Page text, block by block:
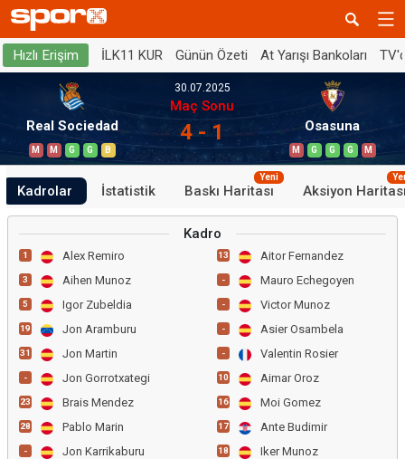
Hızlı Erişim İLK11 KUR Günün Özeti At Yarışı Bankoları
Real Sociedad
M M G G B
30.07.2025
Maç Sonu
4 - 1 Osasuna
M G G G M
Kadrolar İstatistik Baskı Haritası
Yeni
Aksiyon
Kadro
1 Alex Remiro
3 Aihen Munoz
5 Igor Zubeldia
19 Jon Aramburu
31 Jon Martin
- Jon Gorrotxategi
23 Brais Mendez
28 Pablo Marin
- Jon Karrikaburu
13 Aitor Fernandez
- Mauro Echegoyen
- Victor Munoz
- Asier Osambela
- Valentin Rosier
10 Aimar Oroz
16 Moi Gomez
17 Ante Budimir
18 Iker Munoz